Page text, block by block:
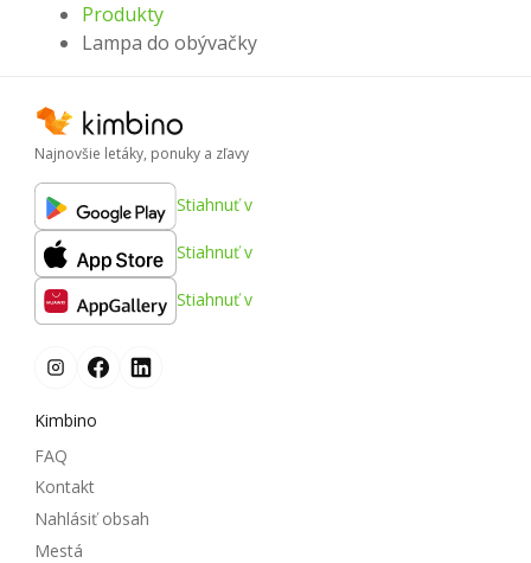
Produkty
Lampa do obývačky
Najnovšie letáky, ponuky a zľavy
Stiahnuť v
Stiahnuť v
Stiahnuť v
Kimbino
FAQ
Kontakt
Nahlásiť obsah
Mestá